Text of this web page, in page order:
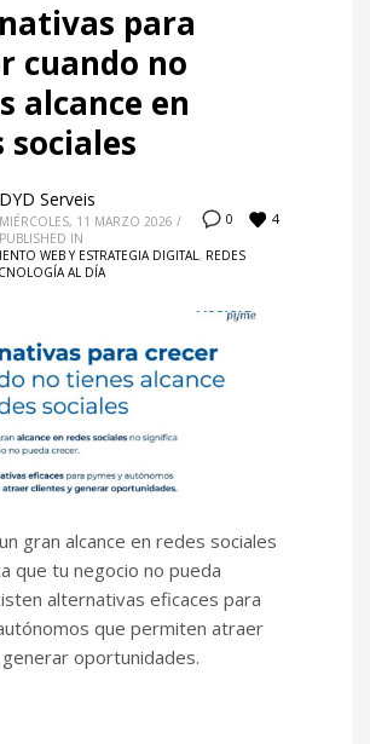
para
cuando no
alcance en
sociales
0 4
DYD Serveis
MIÉRCOLES, 11 MARZO 2026 /
PUBLISHED IN
WEB Y ESTRATEGIA DIGITAL, REDES
AL DÍA
gran alcance en redes sociales
que tu negocio no pueda
alternativas eficaces para
que permiten atraer
oportunidades.